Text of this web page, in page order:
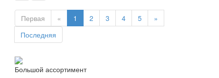
Первая « 1 2 3 4 5
»
Последняя
Большой ассортимент